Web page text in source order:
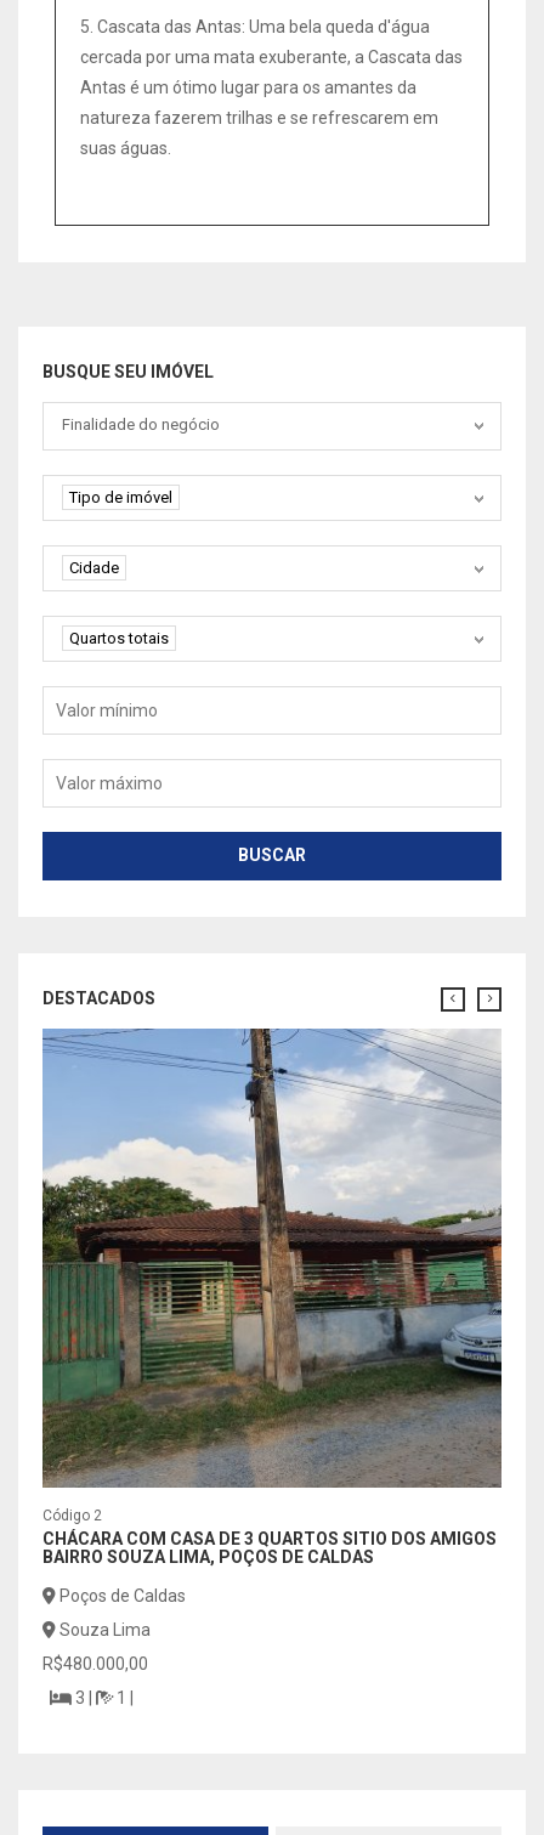
5. Cascata das Antas: Uma bela queda d'água
cercada por uma mata exuberante, a Cascata das
Antas é um ótimo lugar para os amantes da
natureza fazerem trilhas e se refrescarem em
suas águas.
BUSQUE SEU IMÓVEL
Tipo negociação
Finalidade do negócio
Tipo de imóvel
Tipo de imóvel
Cidade
Cidade
Quartos
Quartos totais
Valor mínimo
Valor máximo
BUSCAR
DESTACADOS
Código 2
CHÁCARA COM CASA DE 3 QUARTOS SITIO DOS AMIGOS
BAIRRO SOUZA LIMA, POÇOS DE CALDAS
Poços de Caldas
Souza Lima
R$480.000,00
3 |
1 |